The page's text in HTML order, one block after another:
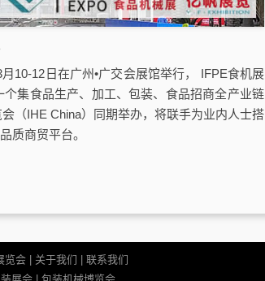
10-12日在广州•广交会展馆举行， IFPE食机展
集食品生产、加工、包装、食品招商全产业链
（IHE China）同期举办，将联手为业内人士搭
质商贸平台。
览会 | 关于我们
联系我们